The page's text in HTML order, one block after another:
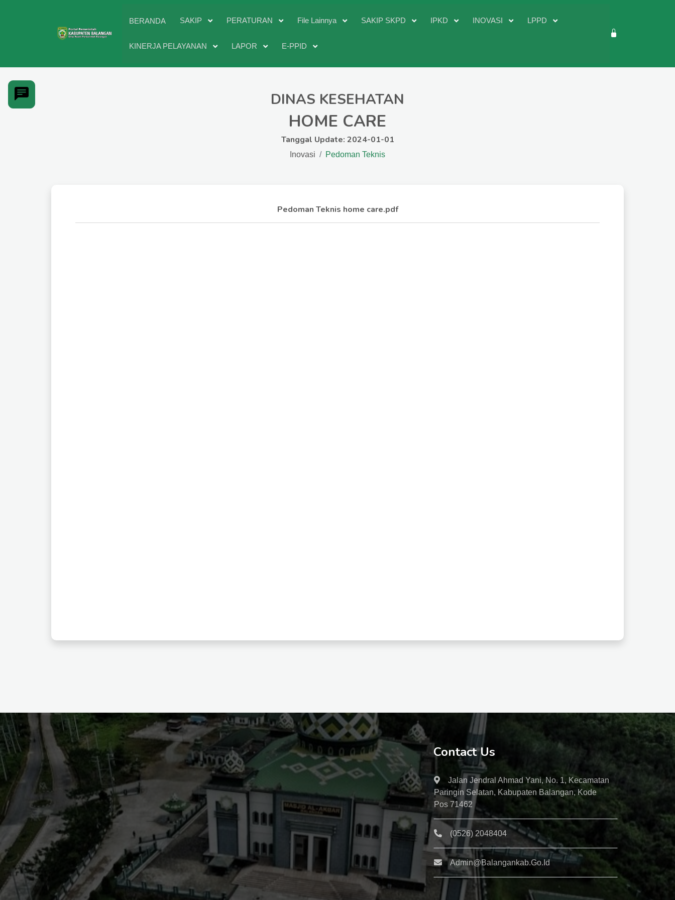
BERANDA SAKIP PERATURAN File Lainnya SAKIP SKPD IPKD INOVASI LPPD
KINERJA PELAYANAN LAPOR E-PPID
DINAS KESEHATAN
HOME CARE
Tanggal Update: 2024-01-01
Inovasi Pedoman Teknis
Pedoman Teknis home care.pdf
Contact Us
Jalan Jendral Ahmad Yani, No. 1, Kecamatan
Paringin Selatan, Kabupaten Balangan, Kode
Pos 71462
(0526) 2048404
Admin@balangankab.go.id